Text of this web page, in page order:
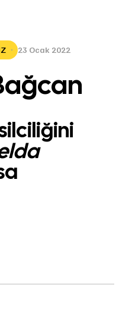
23 Ocak 2022